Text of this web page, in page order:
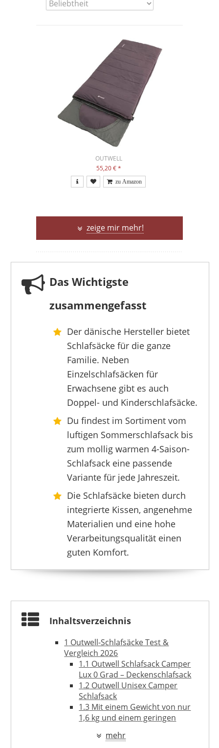
OUTWELL
55,20 €*
OUTWELL
75,49 € *
OUTWELL
79,80 €
OUTWELL
70,29 € *
zeige mir mehr!
Das Wichtigste
zusammengefasst
Der dänische Hersteller bietet
Schlafsäcke für die ganze
Familie. Neben
Einzelschlafsäcken für
Erwachsene gibt es auch
Doppel- und Kinderschlafsäcke.
Du findest im Sortiment vom
luftigen Sommerschlafsack bis
zum mollig warmen 4-Saison-
Schlafsack eine passende
Variante für jede Jahreszeit.
Die Schlafsäcke bieten durch
integrierte Kissen, angenehme
Materialien und eine hohe
Verarbeitungsqualität einen
guten Komfort.
Inhaltsverzeichnis
1 Outwell-Schlafsäcke Test &
Vergleich 2026
1.1 Outwell Schlafsack Camper
Lux 0 Grad – Deckenschlafsack
1.2 Outwell Unisex Camper
Schlafsack
1.3 Mit einem Gewicht von nur
1,6 kg und einem geringen
dieses Modell auch für
mehr